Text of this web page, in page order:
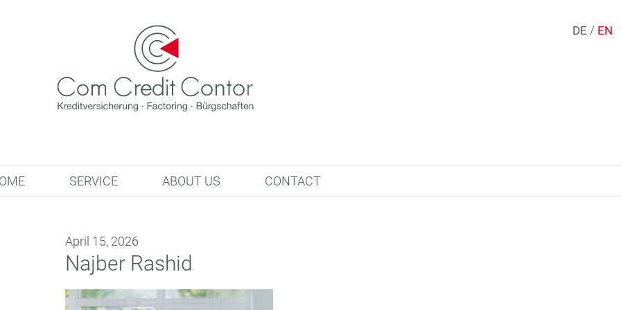
DE / EN
SERVICE ABOUT US CONTACT
April 15, 2026
Najber Rashid